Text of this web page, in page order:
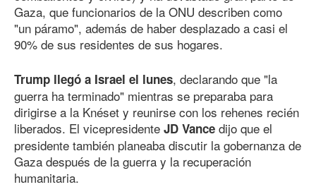
Gaza, que funcionarios de la ONU describen como
"un páramo", además de haber desplazado a casi el
90% de sus residentes de sus hogares.
Trump llegó a Israel el lunes, declarando que "la
guerra ha terminado" mientras se preparaba para
dirigirse a la Knéset y reunirse con los rehenes recién
liberados. El vicepresidente JD Vance dijo que el
presidente también planeaba discutir la gobernanza de
Gaza después de la guerra y la recuperación
humanitaria.